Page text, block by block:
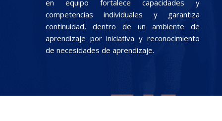
en equipo fortalece capacidades y
competencias individuales y garantiza
continuidad, dentro de un ambiente de
aprendizaje por iniciativa y reconocimiento
de necesidades de aprendizaje.